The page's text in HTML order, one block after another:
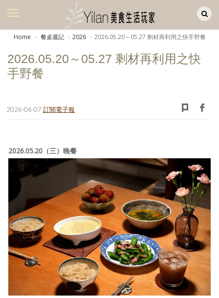
美食集
廚房集
旅遊美食集
書房集
日記簿
餐桌週記
享樂隨手拍
照相簿
影音區
創意出版服務
歷史區
Home 餐桌週記 2026 2026.05.20～05.27 剩材再利用之快手野餐
2026.05.20～05.27 剩材再利用之快
手野餐
2026-06-07 訂閱電子報
2026.05.20（三）晚餐